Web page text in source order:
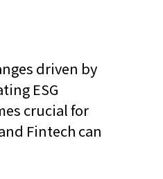
driven by
ESG
crucial for
Fintech can